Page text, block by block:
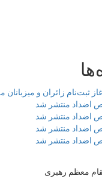
ثبت‌نام زائران و
اضداد منتشر شد
اضداد منتشر شد
اضداد منتشر شد
اضداد منتشر شد
معظم رهبری